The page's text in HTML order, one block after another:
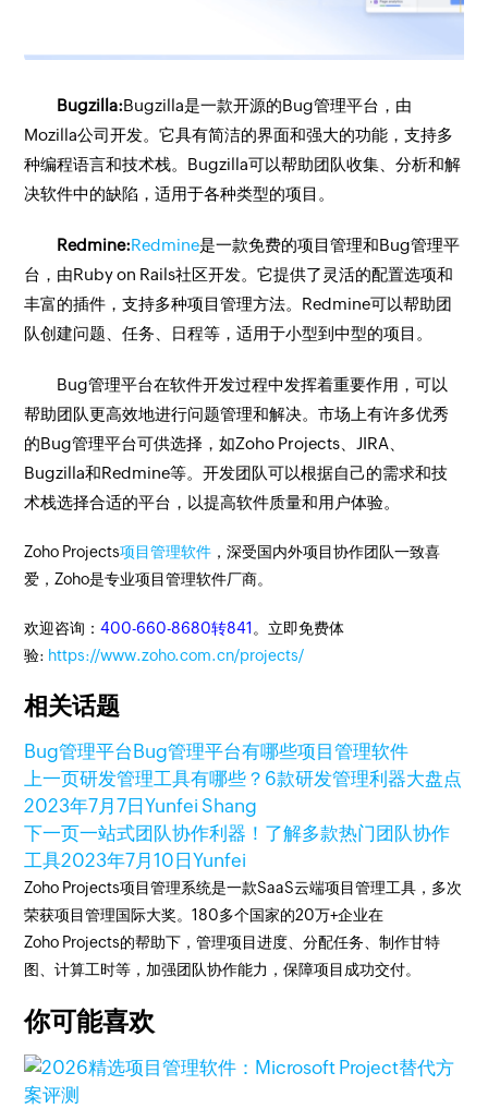
Bugzilla:Bugzilla是一款开源的Bug管理平台，由
Mozilla公司开发。它具有简洁的界面和强大的功能，支持多
种编程语言和技术栈。Bugzilla可以帮助团队收集、分析和解
决软件中的缺陷，适用于各种类型的项目。
Redmine:Redmine是一款免费的项目管理和Bug管理平
台，由Ruby on Rails社区开发。它提供了灵活的配置选项和
丰富的插件，支持多种项目管理方法。Redmine可以帮助团
队创建问题、任务、日程等，适用于小型到中型的项目。
Bug管理平台在软件开发过程中发挥着重要作用，可以
帮助团队更高效地进行问题管理和解决。市场上有许多优秀
的Bug管理平台可供选择，如Zoho Projects、JIRA、
Bugzilla和Redmine等。开发团队可以根据自己的需求和技
术栈选择合适的平台，以提高软件质量和用户体验。
Zoho Projects项目管理软件 ，深受国内外项目协作团队一致喜
爱，Zoho是专业项目管理软件厂商。
欢迎咨询：400-660-8680转841 。立即免费体
验: https://www.zoho.com.cn/projects/
相关话题
Bug管理平台Bug管理平台有哪些项目管理软件
上一页研发管理工具有哪些？6款研发管理利器大盘点
2023年7月7日Yunfei Shang
下一页一站式团队协作利器！了解多款热门团队协作
工具2023年7月10日Yunfei
Zoho Projects项目管理系统是一款SaaS云端项目管理工具，多次
荣获项目管理国际大奖。180多个国家的20万+企业在
Zoho Projects的帮助下，管理项目进度、分配任务、制作甘特
图、计算工时等，加强团队协作能力，保障项目成功交付。
你可能喜欢